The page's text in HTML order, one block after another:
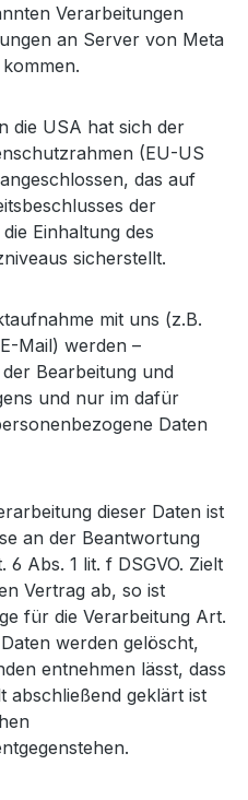
Verarbeitungen
an Server von Meta
die USA hat sich der
(EU-US
das auf
der
Einhaltung des
sicherstellt.
mit uns (z.B.
Mail) werden –
Bearbeitung und
und nur im dafür
Daten
dieser Daten ist
an der Beantwortung
Abs. 1 lit. f DSGVO. Zielt
Vertrag ab, so ist
für die Verarbeitung Art.
werden gelöscht,
entnehmen lässt, dass
abschließend geklärt ist